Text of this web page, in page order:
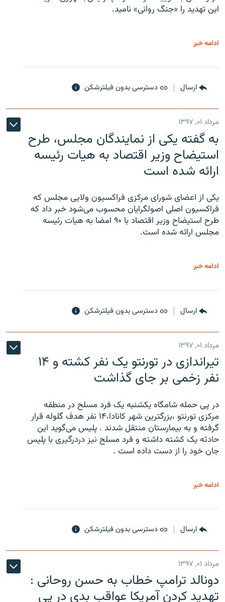
این تهدید را «جنگ روانی» نامید.
ادامه خبر
ارسال دسترسی بدون فیلترشکن
مرداد ۰۱, ۱۳۹۷
به گفته یکی از نمایندگان مجلس، طرح
استیضاح وزیر اقتصاد به هیات رئیسه
ارائه شده است
یکی از اعضای شورای مرکزی فراکسیون ولایی مجلس که
فراکسیون اصلی اصولگرایان محسوب می‌شود خبر داد که
طرح استیضاح وزیر اقتصاد با ۹۰ امضا به هیات رئیسه
مجلس ارائه شده است.
ادامه خبر
ارسال دسترسی بدون فیلترشکن
مرداد ۰۱, ۱۳۹۷
تیراندازی در تورنتو یک نفر کشته و ۱۴
نفر زخمی بر جای گذاشت
در پی حمله شامگاه یکشنبه یک فرد مسلح در منطقه
مرکزی تورنتو ،‌بزرگترین شهر کانادا،۱۴ نفر هدف گلوله قرار
گرفته و به بیمارستان منتقل شدند . پلیس می‌گوید این
حادثه یک کشته داشته و فرد مسلح نیز دردرگیری با پلیس
جان خود را از دست داده است .
ادامه خبر
ارسال دسترسی بدون فیلترشکن
مرداد ۰۱, ۱۳۹۷
دونالد ترامپ خطاب به حسن روحانی :
تهدید کردن آمریکا عواقب بدی در پی